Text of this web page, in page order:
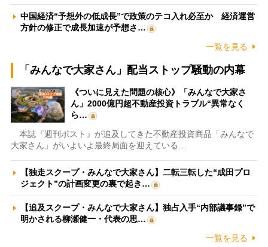
中国経済“予想外の低成長”で政策のテコ入れ必至か 経済運営
方針の修正で成長加速が予想さ…
一覧を見る
「みんなで大家さん」配当ストップ騒動の内幕
《ついに見えた問題の核心》「みんなで大家さ
ん」2000億円超不動産投資トラブル“異常なく
ら…
本誌『週刊ポスト』が追及してきた不動産投資商品「みんなで
大家さん」がいよいよ最終局面を迎えている…
【独走スクープ・みんなで大家さん】二転三転した“成田プロ
ジェクト”の計画変更の裏で起き…
【追及スクープ・みんなで大家さん】独占入手“内部議事録”で
明かされる柳瀬健一・代表の思…
一覧を見る